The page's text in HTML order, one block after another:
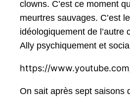
clowns. C’est ce moment
meurtres sauvages. C’est
idéologiquement de
Ally psychiquement et
https://
On sait après sept saisons